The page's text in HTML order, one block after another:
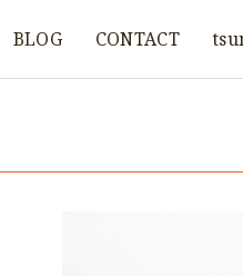
BLOG CONTACT